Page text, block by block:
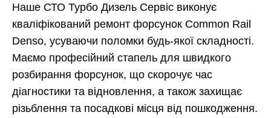
Наше СТО Турбо Дизель Сервіс виконує
кваліфікований ремонт форсунок Common Rail
Denso, усуваючи поломки будь-якої складності.
Маємо професійний стапель для швидкого
розбирання форсунок, що скорочує час
діагностики та відновлення, а також захищає
різьблення та посадкові місця від пошкодження.